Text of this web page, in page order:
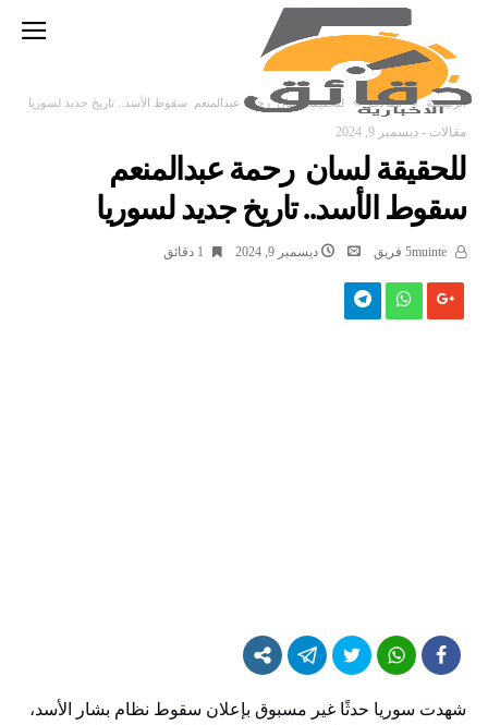
‫الرئيسية‬ مقالات للحقيقة لسان رحمة عبدالمنعم سقوط الأسد.. تاريخ جديد لسوريا
مقالات - ديسمبر 9, 2024
للحقيقة لسان رحمة عبدالمنعم
سقوط الأسد.. تاريخ جديد لسوريا
ديسمبر 9, 2024 1 ‫دقائق‬
شهدت سوريا حدثًا غير مسبوق بإعلان سقوط نظام بشار الأسد،